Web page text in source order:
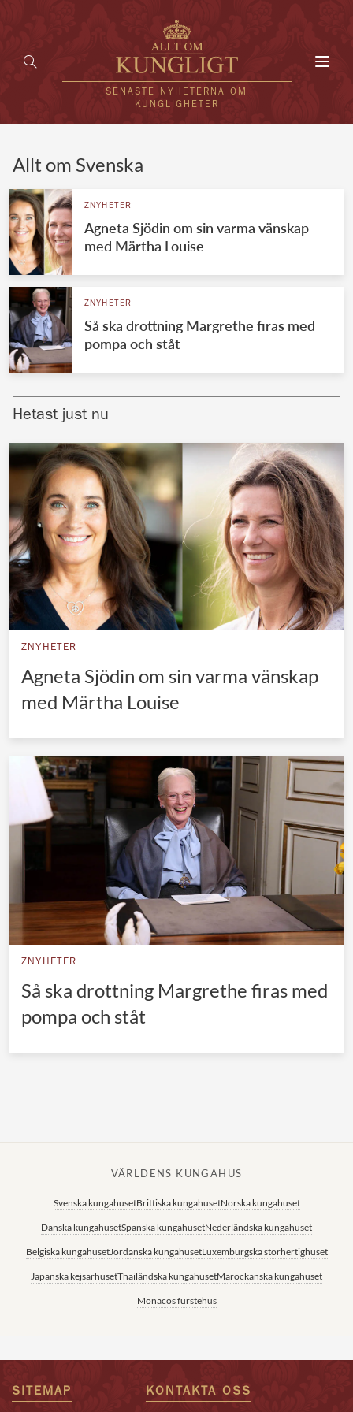
SENASTE NYHETERNA OM
KUNGLIGHETER
UTLÄNDSKT
VÄRLDENS KUNGAHUS
Svenska kungahuset
Brittiska kungahuset
Nederländska kungahuset
Belgiska kungahuset
Jordanska kungahuset
Luxemburgska storhertighuset
Japanska kejsarhuset
Thailändska kungahuset
Marockanska kungahuset
REDAKTION
Allt om Svenska
ZNYHETER
Agneta Sjödin om sin varma vänskap
med Märtha Louise
ZNYHETER
Så ska drottning Margrethe firas med
pompa och ståt
Hetast just nu
ZNYHETER
Agneta Sjödin om sin varma vänskap
med Märtha Louise
ZNYHETER
Så ska drottning Margrethe firas med
pompa och ståt
VÄRLDENS KUNGAHUS
Svenska kungahusetBrittiska kungahusetNorska kungahuset
Danska kungahusetSpanska kungahusetNederländska kungahuset
Belgiska kungahusetJordanska kungahusetLuxemburgska storhertighuset
Japanska kejsarhusetThailändska kungahusetMarockanska kungahuset
Monacos furstehus
SITEMAP KONTAKTA OSS